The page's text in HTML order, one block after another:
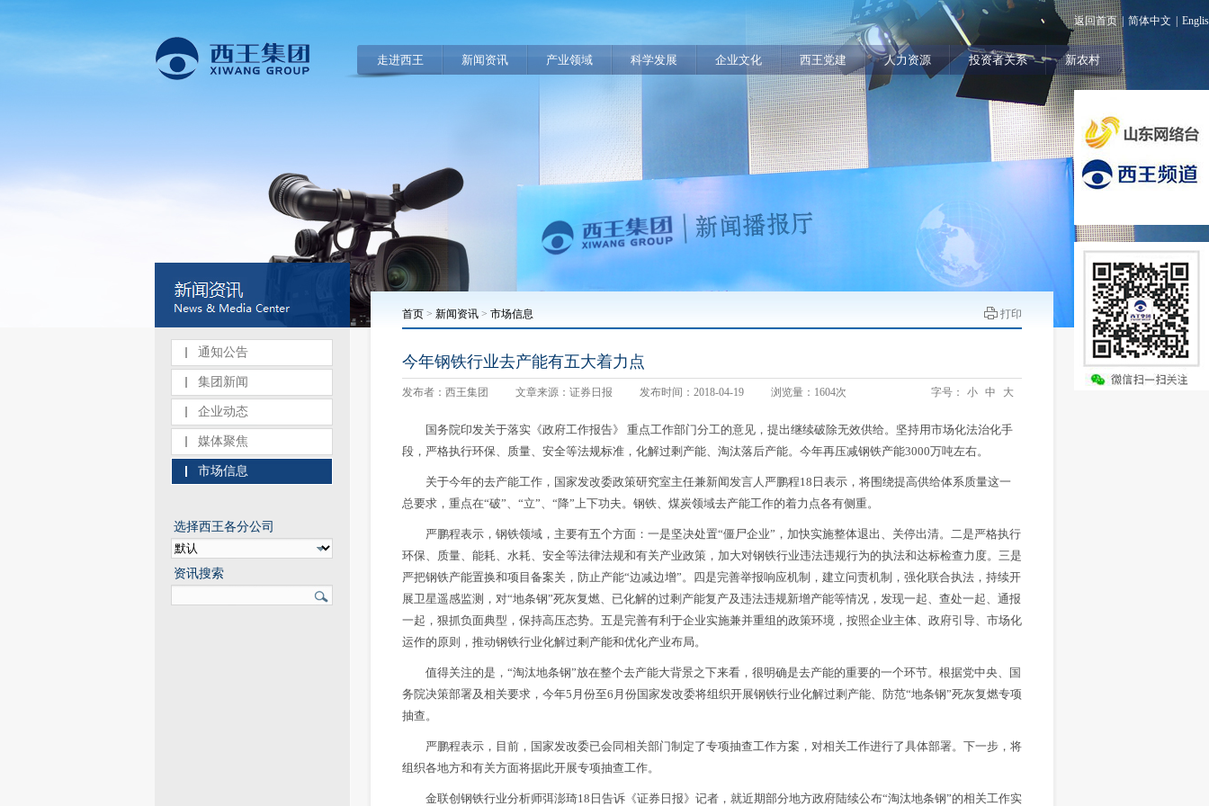
返回首页 | 简体中文
走进西王 新闻资讯 产业领域 科学发展 企业文化 西王党建 人力资源 投资者关系 新农村
通知公告
集团新闻
企业动态
媒体聚焦
市场信息
选择西王各分公司
资讯搜索
首页 > 新闻资讯 > 市场信息 打印
今年钢铁行业去产能有五大着力点
发布者：西王集团 文章来源：证券日报 发布时间：2018-04-19 浏览量： 1604次 字号： 小 中 大
国务院印发关于落实《政府工作报告》 重点工作部门分工的意见，提出继续破除无效供给。坚持用市场化法治化手
段，严格执行环保、质量、安全等法规标准，化解过剩产能、淘汰落后产能。今年再压减钢铁产能3000万吨左右。
关于今年的去产能工作，国家发改委政策研究室主任兼新闻发言人严鹏程18日表示，将围绕提高供给体系质量这一
总要求，重点在“破”、“立”、“降”上下功夫。钢铁、煤炭领域去产能工作的着力点各有侧重。
严鹏程表示，钢铁领域，主要有五个方面：一是坚决处置“僵尸企业”，加快实施整体退出、关停出清。二是严格执行
环保、质量、能耗、水耗、安全等法律法规和有关产业政策，加大对钢铁行业违法违规行为的执法和达标检查力度。三是
严把钢铁产能置换和项目备案关，防止产能“边减边增”。四是完善举报响应机制，建立问责机制，强化联合执法，持续开
展卫星遥感监测，对“地条钢”死灰复燃、已化解的过剩产能复产及违法违规新增产能等情况，发现一起、查处一起、通报
一起，狠抓负面典型，保持高压态势。五是完善有利于企业实施兼并重组的政策环境，按照企业主体、政府引导、市场化
运作的原则，推动钢铁行业化解过剩产能和优化产业布局。
值得关注的是，“淘汰地条钢”放在整个去产能大背景之下来看，很明确是去产能的重要的一个环节。根据党中央、国
务院决策部署及相关要求，今年5月份至6月份国家发改委将组织开展钢铁行业化解过剩产能、防范“地条钢”死灰复燃专项
抽查。
严鹏程表示，目前，国家发改委已会同相关部门制定了专项抽查工作方案，对相关工作进行了具体部署。下一步，将
组织各地方和有关方面将据此开展专项抽查工作。
金联创钢铁行业分析师弭澎琦18日告诉《证券日报》记者，就近期部分地方政府陆续公布“淘汰地条钢”的相关工作实